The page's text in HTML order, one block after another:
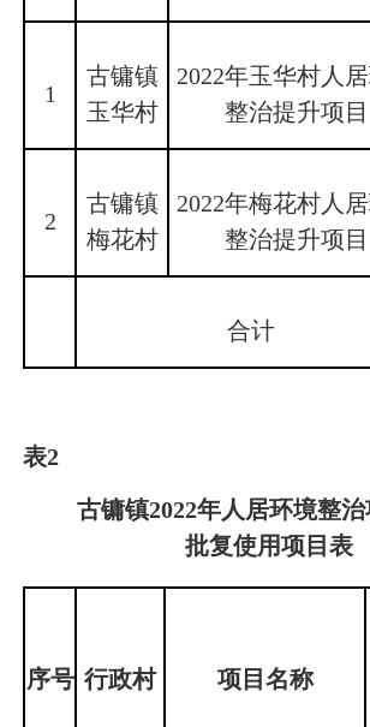
1
古镛镇
玉华村
2022年玉华村人
整治提升项目
2
古镛镇
梅花村
2022年梅花村人
整治提升项目
合计
表2
古镛镇2022年人居环境整
批复使用项目表
序号 行政村 项目名称